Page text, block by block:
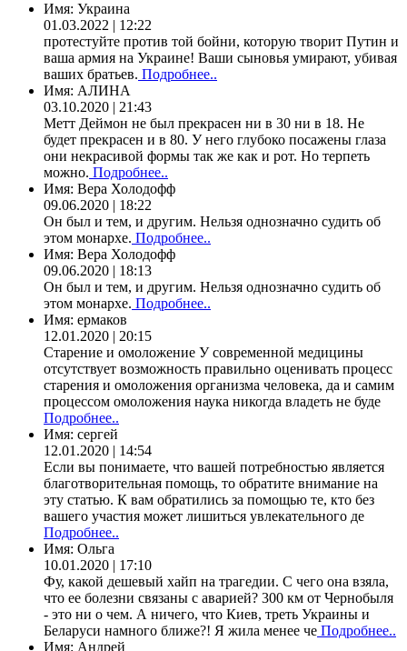
Имя: Украина
01.03.2022 | 12:22
протестуйте против той бойни, которую творит Путин и
ваша армия на Украине! Ваши сыновья умирают, убивая
ваших братьев. Подробнее..
Имя: АЛИНА
03.10.2020 | 21:43
Метт Деймон не был прекрасен ни в 30 ни в 18. Не
будет прекрасен и в 80. У него глубоко посажены глаза
они некрасивой формы так же как и рот. Но терпеть
можно. Подробнее..
Имя: Вера Холодофф
09.06.2020 | 18:22
Он был и тем, и другим. Нельзя однозначно судить об
этом монархе. Подробнее..
Имя: Вера Холодофф
09.06.2020 | 18:13
Он был и тем, и другим. Нельзя однозначно судить об
этом монархе. Подробнее..
Имя: ермаков
12.01.2020 | 20:15
Старение и омоложение У современной медицины
отсутствует возможность правильно оценивать процесс
старения и омоложения организма человека, да и самим
процессом омоложения наука никогда владеть не буде
Подробнее..
Имя: сергей
12.01.2020 | 14:54
Если вы понимаете, что вашей потребностью является
благотворительная помощь, то обратите внимание на
эту статью. К вам обратились за помощью те, кто без
вашего участия может лишиться увлекательного де
Подробнее..
Имя: Ольга
10.01.2020 | 17:10
Фу, какой дешевый хайп на трагедии. С чего она взяла,
что ее болезни связаны с аварией? 300 км от Чернобыля
- это ни о чем. А ничего, что Киев, треть Украины и
Беларуси намного ближе?! Я жила менее че Подробнее..
Имя: Андрей